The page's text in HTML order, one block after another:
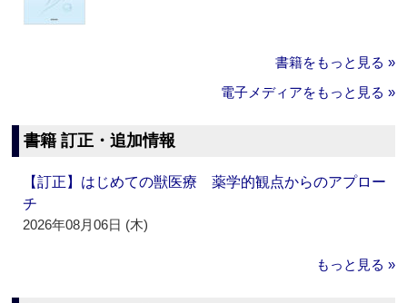
書籍をもっと見る »
電子メディアをもっと見る »
書籍 訂正・追加情報
【訂正】はじめての獣医療 薬学的観点からのアプロー
チ
2026年08月06日 (木)
もっと見る »